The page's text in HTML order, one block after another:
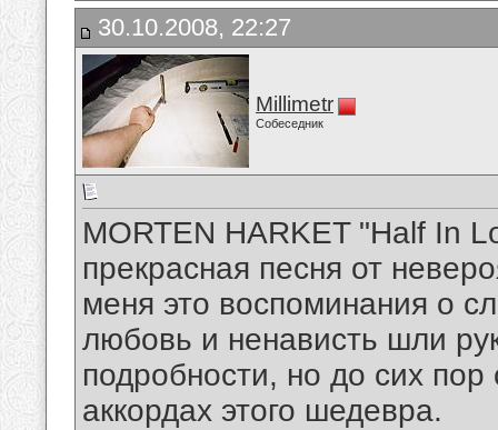
30.10.2008, 22:27
Millimetr
Собеседник
MORTEN HARKET "Half In
прекрасная песня от
меня это воспоминания о
любовь и ненависть шли
подробности, но до сих
аккордах этого шедевра.